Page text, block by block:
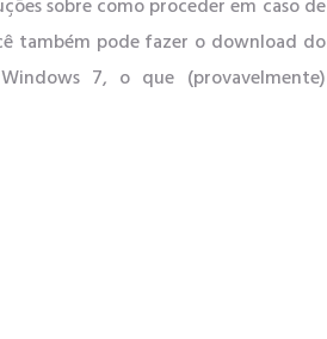
sobre como proceder em caso de
também pode fazer o download do
7, o que (provavelmente)